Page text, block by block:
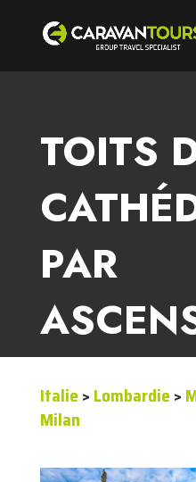
TOITS
PAR
Italie > Lombardie >
Milan